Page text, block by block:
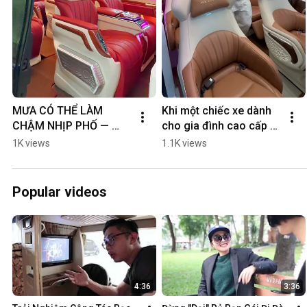
MƯA CÓ THỂ LÀM
CHẬM NHỊP PHỐ —
NHƯNG KHÔNG THỂ
TẠI DCAR!
#dcarlimousine
1K views
Khi một chiếc xe dành
cho gia đình cao cấp
được đầu tư để phục vụ
#hyundaisolati
1.1K views
Popular videos
4:36 3:36